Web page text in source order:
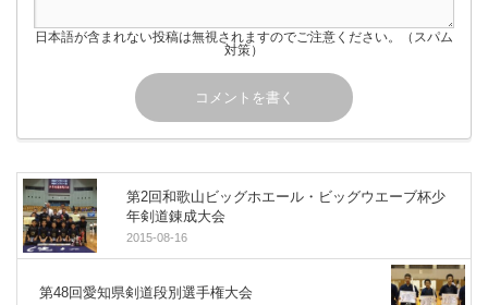
日本語が含まれない投稿は無視されますのでご注意ください。（スパム
対策）
第2回和歌山ビッグホエール・ビッグウエーブ杯少
年剣道錬成大会
2015-08-16
第48回愛知県剣道段別選手権大会